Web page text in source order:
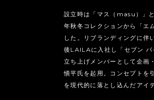
設立時は「マス（masu）」
年秋冬コレクションから「エ
した。リブランディングに伴
後LAILAに入社し「セブン
立ち上げメンバーとして企画
愼平氏を起用。コンセプトを
を現代的に落とし込んだアイ